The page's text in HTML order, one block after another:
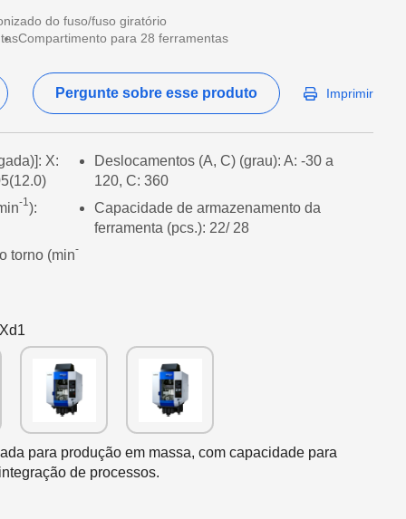
do fuso/fuso giratório
Compartimento para 28 ferramentas
Pergunte sobre esse produto Imprimir
X:
Deslocamentos (A, C) (grau): A: -30 a
120, C: 360
-1):
Capacidade de armazenamento da
ferramenta (pcs.): 22/ 28
torno (min-
para produção em massa, com capacidade para
de processos.